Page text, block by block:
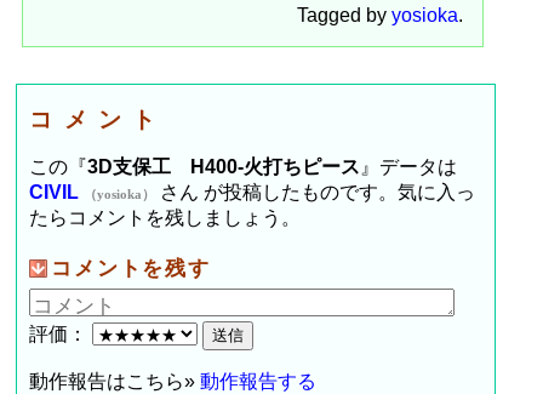
Tagged by yosioka.
コメント
この『3D支保工 H400-火打ちピース』データは
CIVIL
（yosioka）
さん が投稿したものです。気に入っ
たらコメントを残しましょう。
コメントを残す
評価：
動作報告はこちら»動作報告する